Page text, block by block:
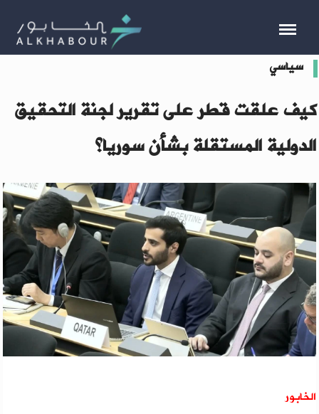
سياسي
كيف علقت قطر على تقرير لجنة التحقيق
الدولية المستقلة بشأن سوريا؟
الخابور